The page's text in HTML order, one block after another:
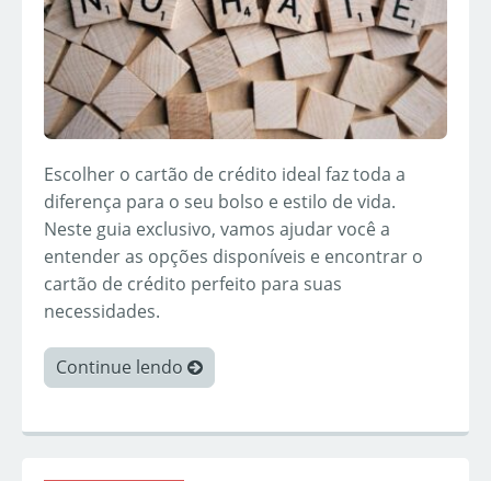
Escolher o cartão de crédito ideal faz toda a
diferença para o seu bolso e estilo de vida.
Neste guia exclusivo, vamos ajudar você a
entender as opções disponíveis e encontrar o
cartão de crédito perfeito para suas
necessidades.
Continue lendo